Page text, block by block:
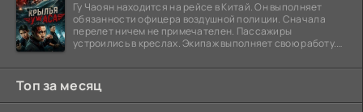
Гу Чаоян находится на рейсе в Китай. Он выполняет
обязанности офицера воздушной полиции. Сначала
перелет ничем не примечателен. Пассажиры
устроились в креслах. Экипаж выполняет свою работу.
Топ за месяц